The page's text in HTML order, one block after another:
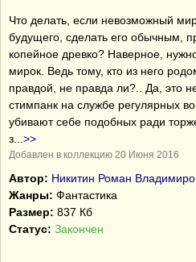
Что делать, если невозможный
будущего, сделать его обычным,
копейное древко? Наверное,
мирок. Ведь тому, кто из него
правдой, не правда ли?.. Да, это
стимпанк на службе регулярных
убивают себе подобных ради
з
>>
Добавлен в коллекцию 20 Июня 2016
Автор: Никитин Роман
Жанры: Фантастика
Размер: 837 Кб
Статус: Закончен